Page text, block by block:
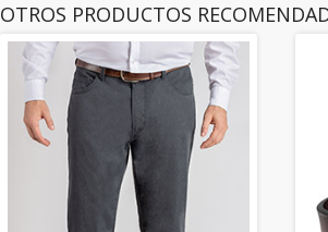
OTROS PRODUCTOS